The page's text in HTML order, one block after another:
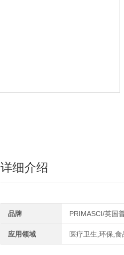
详细介绍
品牌 PRIMASCI/英国
应用领域 医疗卫生,环保,